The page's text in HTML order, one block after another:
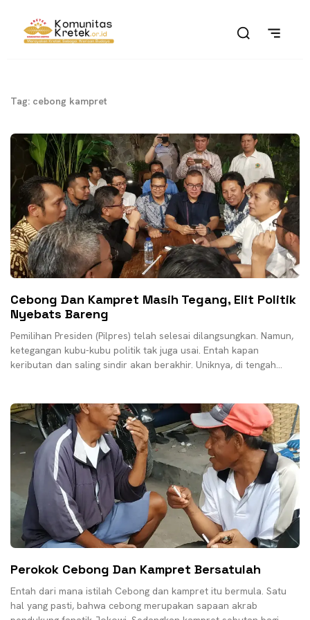
Tag: cebong kampret
Cebong Dan Kampret Masih Tegang, Elit Politik
Nyebats Bareng
Pemilihan Presiden (Pilpres) telah selesai dilangsungkan. Namun,
ketegangan kubu-kubu politik tak juga usai. Entah kapan
keributan dan saling sindir akan berakhir. Uniknya, di tengah
Perokok Cebong Dan Kampret Bersatulah
Entah dari mana istilah Cebong dan kampret itu bermula. Satu
hal yang pasti, bahwa cebong merupakan sapaan akrab